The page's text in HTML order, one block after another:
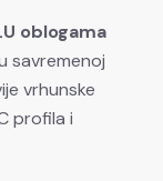
oblogama
savremenoj
vrhunske
profila i